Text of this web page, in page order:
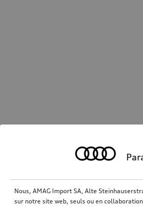
Nous, AMAG Import SA, Alte
sur notre site web, seuls ou en